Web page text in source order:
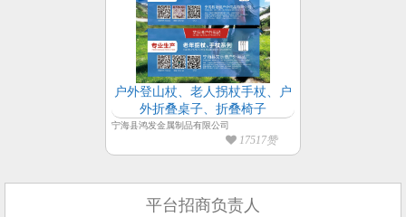
户外登山杖、老人拐杖手杖、户
外折叠桌子、折叠椅子
宁海县鸿发金属制品有限公司
17517赞
平台招商负责人